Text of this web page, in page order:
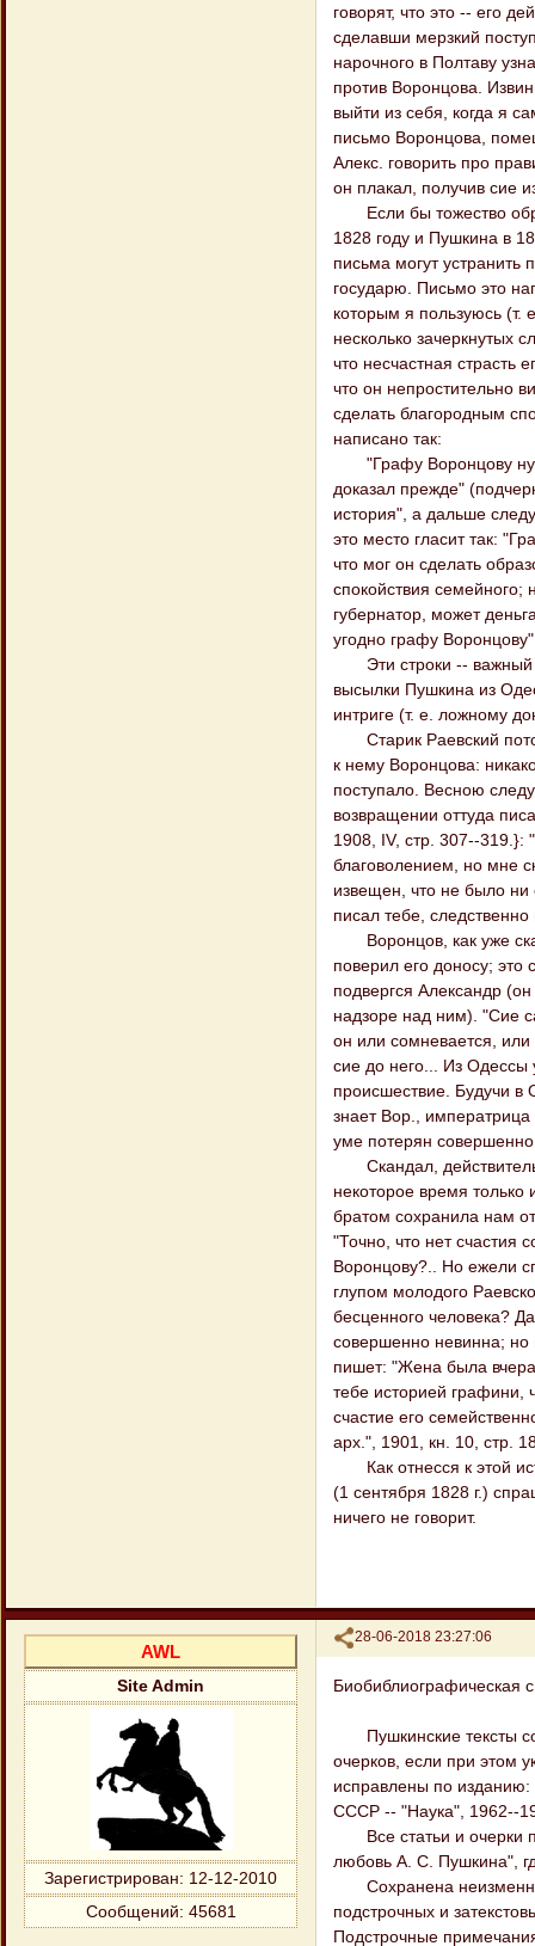
говорят, что это -- его
сделавши мерзкий
нарочного в Полтаву
против Воронцова.
выйти из себя, когда я
письмо Воронцова,
Алекс. говорить про
он плакал, получив сие
Если бы тожество
1828 году и Пушкина в
письма могут устранить
государю. Письмо это
которым я пользуюсь (т.
несколько зачеркнутых
что несчастная страсть
что он непростительно
сделать благородным
написано так:
"Графу Воронцову
доказал прежде"
история", а дальше
это место гласит так:
что мог он сделать
спокойствия семейного;
губернатор, может
угодно графу
Эти строки -- важный
высылки Пушкина из
интриге (т. е. ложному
Старик Раевский
к нему Воронцова:
поступало. Весною
возвращении оттуда
1908, IV, стр. 307--319.}:
благоволением, но мне
извещен, что не было ни
писал тебе,
Воронцов, как уже
поверил его доносу; это
подвергся Александр
надзоре над ним). "Сие
он или сомневается, или
сие до него... Из Одессы
происшествие. Будучи в
знает Вор., императрица
уме потерян
Скандал,
некоторое время только
братом сохранила нам
"Точно, что нет счастия
Воронцову?.. Но ежели
глупом молодого
бесценного человека?
совершенно невинна; но
пишет: "Жена была
тебе историей графини,
счастие его
арх.", 1901, кн. 10, стр.
Как отнесся к этой
(1 сентября 1828 г.)
ничего не говорит.
Поделиться
28-06-2018 23:27:06
AWL
Site Admin
Зарегистрирован: 12-12-2010
Сообщений: 45681
Биобиблиографическая
Пушкинские тексты
очерков, если при этом
исправлены по
СССР -- "Наука", 1962--
Все статьи и очерки
любовь А. С. Пушкина",
Сохранена
подстрочных и
Подстрочные